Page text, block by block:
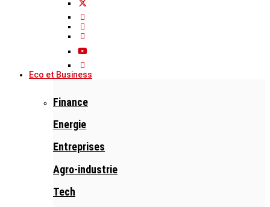
Eco et Business
Finance
Energie
Entreprises
Agro-industrie
Tech